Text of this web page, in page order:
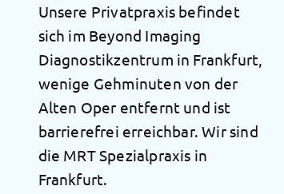
Unsere Privatpraxis befindet
sich im Beyond Imaging
Diagnostikzentrum in Frankfurt,
wenige Gehminuten von der
Alten Oper entfernt und ist
barrierefrei erreichbar. Wir sind
die MRT Spezialpraxis in
Frankfurt.